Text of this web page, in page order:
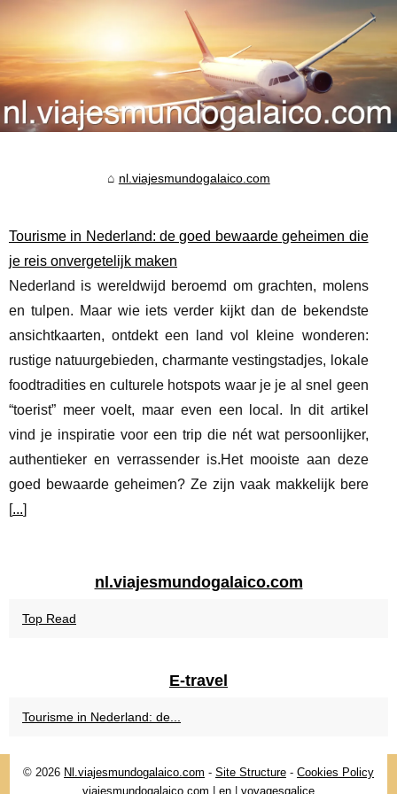
nl.viajesmundogalaico.com
Tourisme in Nederland: de goed bewaarde geheimen die
je reis onvergetelijk maken
Nederland is wereldwijd beroemd om grachten, molens
en tulpen. Maar wie iets verder kijkt dan de bekendste
ansichtkaarten, ontdekt een land vol kleine wonderen:
rustige natuurgebieden, charmante vestingstadjes, lokale
foodtradities en culturele hotspots waar je je al snel geen
“toerist” meer voelt, maar even een local. In dit artikel
vind je inspiratie voor een trip die nét wat persoonlijker,
authentieker en verrassender is.Het mooiste aan deze
goed bewaarde geheimen? Ze zijn vaak makkelijk bere
[...]
nl.viajesmundogalaico.com
Top Read
E-travel
Tourisme in Nederland: de...
© 2026 Nl.viajesmundogalaico.com - Site Structure - Cookies Policy
viajesmundogalaico.com
en voyagesgalice